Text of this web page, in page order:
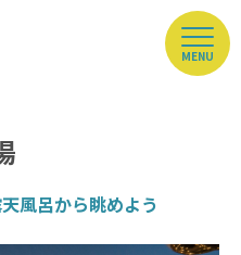
MENU
風呂から眺めよう